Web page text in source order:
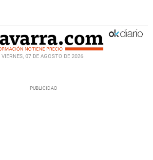
VIERNES, 07 DE AGOSTO DE 2026